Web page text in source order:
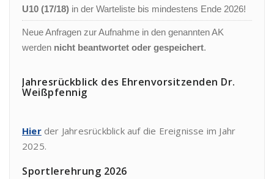
U10 (17/18) in der Warteliste bis mindestens Ende 2026!
Neue Anfragen zur Aufnahme in den genannten AK
werden nicht beantwortet oder gespeichert.
Jahresrückblick des Ehrenvorsitzenden Dr.
Weißpfennig
Hierder Jahresrückblick auf die Ereignisse im Jahr
2025.
Sportlerehrung 2026